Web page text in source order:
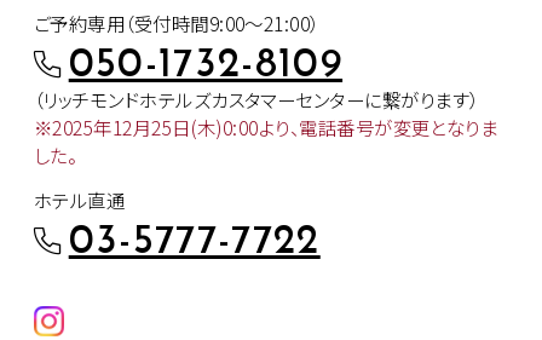
ご予約専用（受付時間9:00～21:00）
050-1732-8109
（リッチモンドホテルズカスタマーセンターに繋がります）
※2025年12月25日(木)0:00より、電話番号が変更となりま
した。
ホテル直通
03-5777-7722